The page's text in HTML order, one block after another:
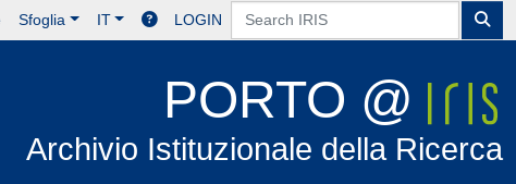
Sfoglia IT LOGIN
PORTO @
Archivio Istituzionale della Ricerca